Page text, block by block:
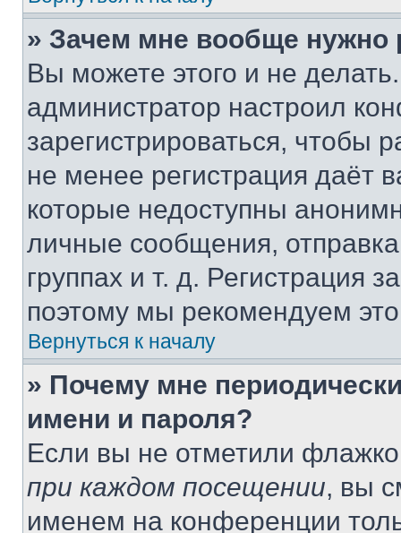
» Зачем мне вообще нужно
Вы можете этого и не
администратор настроил
зарегистрироваться, чтобы
не менее регистрация даёт
которые недоступны
личные сообщения,
группах и т. д. Регистрация
поэтому мы рекомендуем
Вернуться к началу
» Почему мне
имени и пароля?
Если вы не отметили
при каждом посещении, вы
именем на конференции